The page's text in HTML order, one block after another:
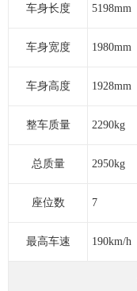
车身长度 5198mm
车身宽度 1980mm
车身高度 1928mm
整车质量 2290kg
总质量 2950kg
座位数 7
最高车速 190km/h